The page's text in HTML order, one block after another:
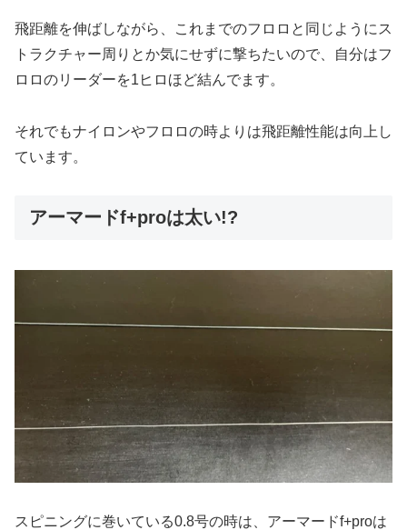
飛距離を伸ばしながら、これまでのフロロと同じようにス
トラクチャー周りとか気にせずに撃ちたいので、自分はフ
ロロのリーダーを1ヒロほど結んでます。
それでもナイロンやフロロの時よりは飛距離性能は向上し
ています。
アーマードf+proは太い!?
スピニングに巻いている0.8号の時は、アーマードf+proは